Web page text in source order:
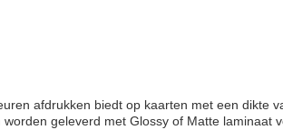
afdrukken biedt op kaarten met een dikte
geleverd met Glossy of Matte laminaat